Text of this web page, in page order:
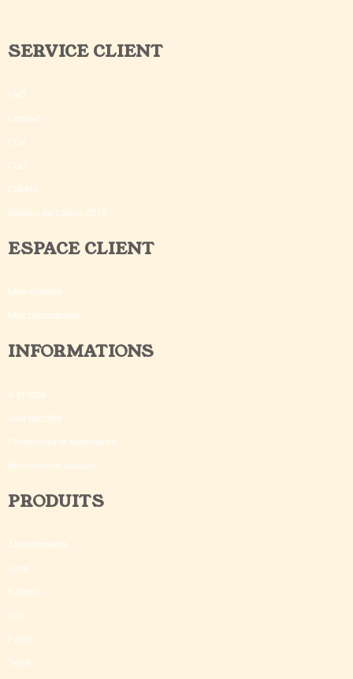
SERVICE CLIENT
FAQ
Contact
CGV
CGU
Crédits
©Outils du Coach 2018
ESPACE CLIENT
Mon compte
Mes commandes
INFORMATIONS
A propos
Avis certifiés
Partenaires et revendeurs
Recrutement auteurs
PRODUITS
Abonnements
Jeux
E-books
Kits
Packs
Tests